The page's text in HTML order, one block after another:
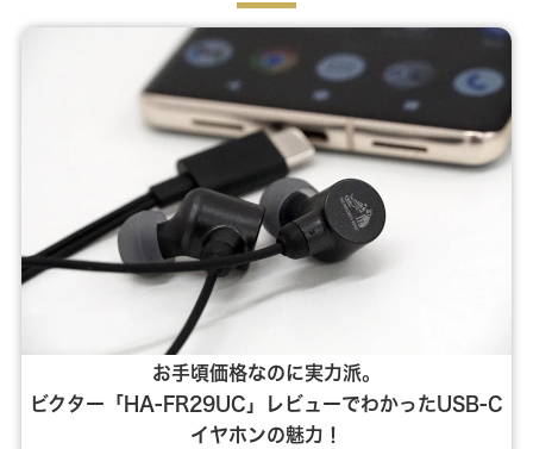
お手頃価格なのに実力派。
ビクター「HA-FR29UC」レビューでわかったUSB-C
イヤホンの魅力！